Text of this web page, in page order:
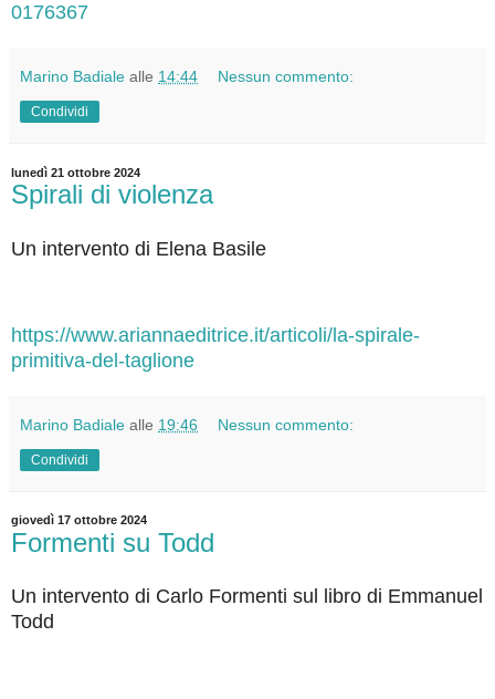
0176367
Marino Badiale alle 14:44 Nessun commento:
Condividi
lunedì 21 ottobre 2024
Spirali di violenza
Un intervento di Elena Basile
https://www.ariannaeditrice.it/articoli/la-spirale-
primitiva-del-taglione
Marino Badiale alle 19:46 Nessun commento:
Condividi
giovedì 17 ottobre 2024
Formenti su Todd
Un intervento di Carlo Formenti sul libro di Emmanuel
Todd